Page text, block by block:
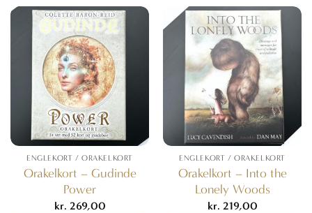
ENGLEKORT / ORAKELKORT
Orakelkort – Gudinde
Power
kr. 269,00
ENGLEKORT / ORAKELKORT
Orakelkort – Into the
Lonely Woods
kr. 219,00